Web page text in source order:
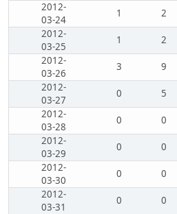
2012-
03-24
1 2
2012-
03-25
1 2
2012-
03-26
3 9
2012-
03-27
0 5
2012-
03-28
0 0
2012-
03-29
0 0
2012-
03-30
0 0
2012-
03-31
0 0